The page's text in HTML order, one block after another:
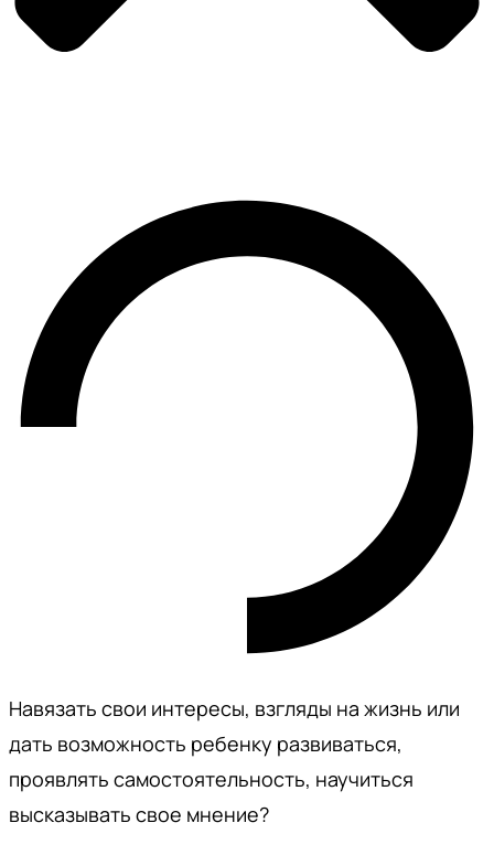
Навязать свои интересы, взгляды на жизнь или
дать возможность ребенку развиваться,
проявлять самостоятельность, научиться
высказывать свое мнение?